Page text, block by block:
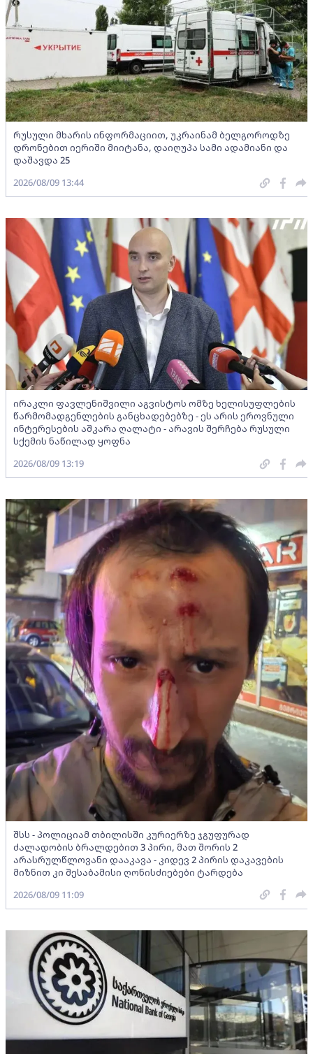
რუსული მხარის ინფორმაციით, უკრაინამ ბელგოროდზე
დრონებით იერიში მიიტანა, დაიღუპა სამი ადამიანი და
დაშავდა 25
2026/08/09 13:44
ირაკლი ფავლენიშვილი აგვისტოს ომზე ხელისუფლების
წარმომადგენლების განცხადებებზე - ეს არის ეროვნული
ინტერესების აშკარა ღალატი - არავის შერჩება რუსული
სქემის ნაწილად ყოფნა
2026/08/09 13:19
შსს - პოლიციამ თბილისში კურიერზე ჯგუფურად
ძალადობის ბრალდებით 3 პირი, მათ შორის 2
არასრულწლოვანი დააკავა - კიდევ 2 პირის დაკავების
მიზნით კი შესაბამისი ღონისძიებები ტარდება
2026/08/09 11:09